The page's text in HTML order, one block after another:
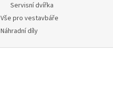
Servisní dvířka
Vše pro vestavbáře
Náhradní díly